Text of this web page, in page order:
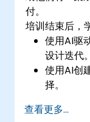
付。
培训结束后，
使用AI驱
设计迭代。
使用AI创
择。
将AI工作
查看更多...